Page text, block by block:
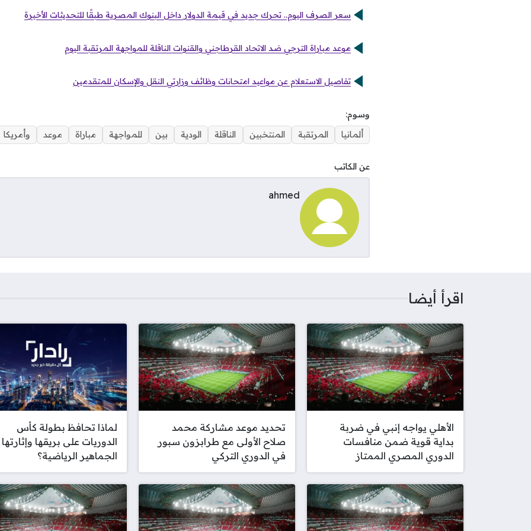
سعر الصرف اليوم.. تحرك جديد في قيمة الدولار داخل البنوك المصرية طبقًا للتحديثات الأخيرة
موعد مباراة الترجي ضد الاتحاد القرطاجني والقنوات الناقلة للمواجهة المرتقبة اليوم
تفاصيل الاستعلام عن مواعيد امتحانات وظائف وزارتي النقل والإسكان للمتقدمين
وسوم:
ألمانيا
المرتقبة المنتخبين الناقلة الودية بين للمواجهة مباراة موعد وأمريكا
عن الكاتب
ahmed
اقرأ أيضا
الأهلي يواجه إنبي في ضربة
بداية قوية ضمن منافسات
الدوري المصري الممتاز
تحديد موعد مشاركة محمد
صلاح الأولى مع طرابزون سبور
في الدوري التركي
لماذا تحافظ بطولة كأس
الدوريات على بريقها
الجماهير الرياضية؟